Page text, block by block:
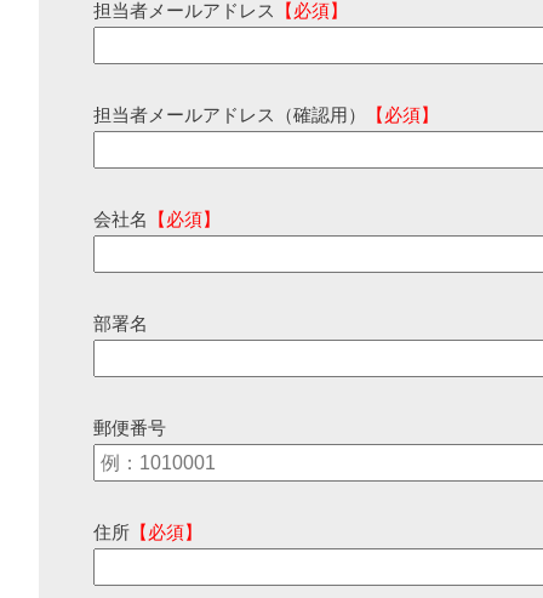
担当者メールアドレス 【必須】
担当者メールアドレス（確認用） 【必須】
会社名 【必須】
部署名
郵便番号
住所 【必須】